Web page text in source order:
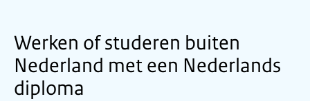
Werken of studeren buiten
Nederland met een Nederlands
diploma